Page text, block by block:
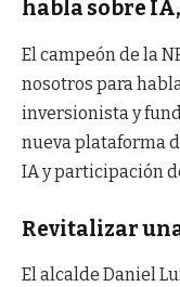
habla sobre
El campeón de la
nosotros para
inversionista y
nueva plataforma
IA y participación
Revitalizar
El alcalde Daniel